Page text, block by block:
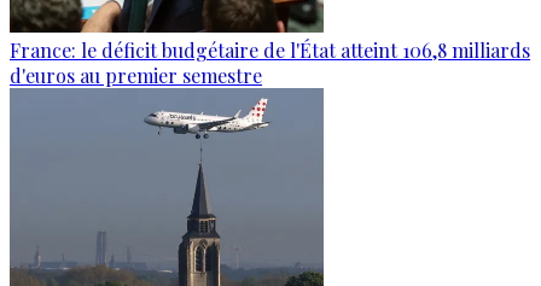
France: le déficit budgétaire de l'État atteint 106,8 milliards
d'euros au premier semestre